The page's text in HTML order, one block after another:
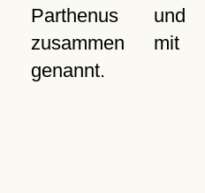
Parthenus
zusammen mit
genannt.